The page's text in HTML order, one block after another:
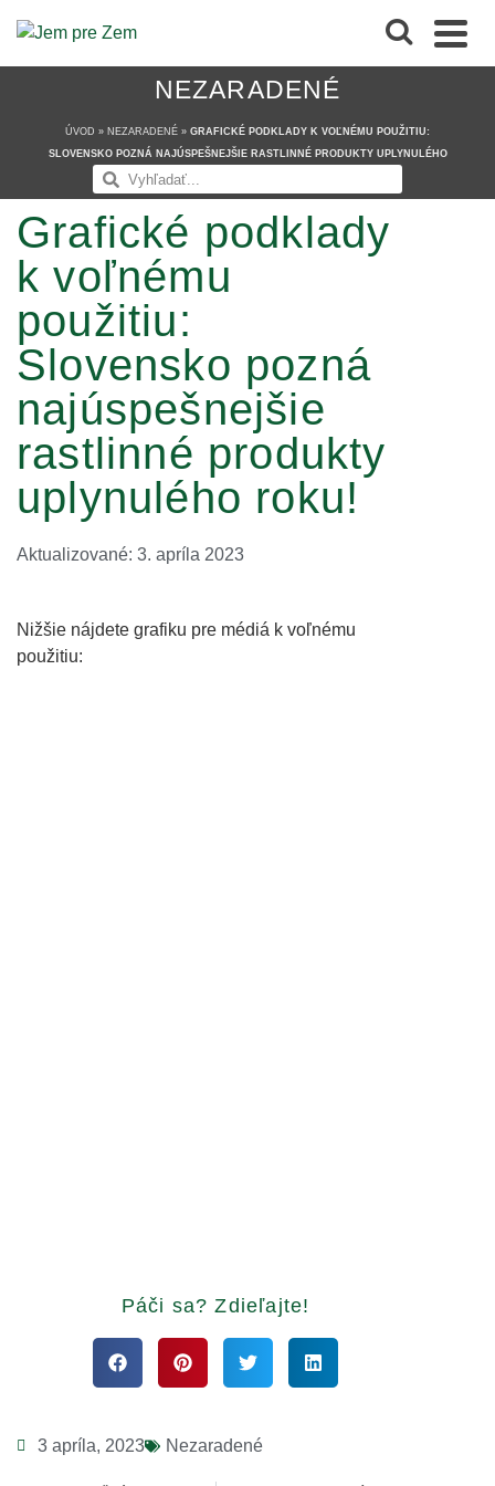
NEZARADENÉ
ÚVOD » NEZARADENÉ » GRAFICKÉ PODKLADY K VOĽNÉMU POUŽITIU:
SLOVENSKO POZNÁ NAJÚSPEŠNEJŠIE RASTLINNÉ PRODUKTY UPLYNULÉHO
Grafické podklady
k voľnému
použitiu:
Slovensko pozná
najúspešnejšie
rastlinné produkty
uplynulého roku!
Aktualizované: 3. apríla 2023
Nižšie nájdete grafiku pre médiá k voľnému
použitiu:
Páči sa? Zdieľajte!
3 apríla, 2023 Nezaradené